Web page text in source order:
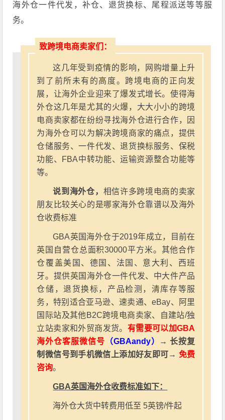
海外仓一件代发，补仓、退货换标、尾程派送等等服
务。
致跨境电商卖家们：
这几年受到疫情的影响，网购增量上升
到了前所未有的高度。跨境电商的正向发
展，让海外企业迎来了爆发式增长。使得海
外仓这几年是尤其的火爆，大大小小的跨境
电商卖家都在纷纷寻找海外仓进行合作，因
为海外仓可以为解决跨境商家的痛点，提供
仓储服务、一件代发、退货换标服务、保税
功能、FBA中转功能、运输资源整合功能等
等。
说到海外仓， 相信许多跨境电商的卖家
朋友比较关心的是哪家海外仓靠谱以及海外
仓收费标准
GBA英国海外仓于2019年成立，目前在
英国自营仓总面积30000平方米。其他合作
仓覆盖美国、德国、法国、意大利、西班
牙。提供英国海外仓一件代发、中大件产品
仓储，退货换标，产品检测，清库存等服
务，特别适合亚马逊、速卖通、eBay、阿里
国际站及其他B2C跨境电商卖家、自建站/独
立站卖家和外贸商发货。 有需要可以加GBA
海外仓客服微信号 （GBAandy）
→ 长按复
制微信号到手机微信上添加好友即可→ 免费
咨询。
GBA英国海外仓收费标准如下：
海外仓大货中转费用低至 5英镑/件起